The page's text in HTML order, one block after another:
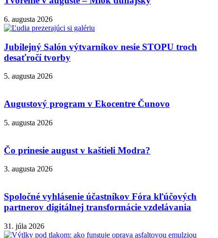
6. augusta 2026
Jubilejný Salón výtvarníkov nesie STOPU troch
desaťročí tvorby
5. augusta 2026
Augustový program v Ekocentre Čunovo
5. augusta 2026
Čo prinesie august v kaštieli Modra?
3. augusta 2026
Spoločné vyhlásenie účastníkov Fóra kľúčových
partnerov digitálnej transformácie vzdelávania
31. júla 2026